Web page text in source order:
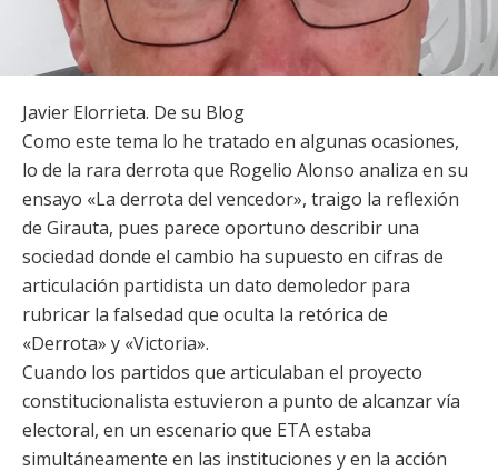
Javier Elorrieta. De su Blog
Como este tema lo he tratado en algunas ocasiones,
lo de la rara derrota que Rogelio Alonso analiza en su
ensayo «La derrota del vencedor», traigo la reflexión
de Girauta, pues parece oportuno describir una
sociedad donde el cambio ha supuesto en cifras de
articulación partidista un dato demoledor para
rubricar la falsedad que oculta la retórica de
«Derrota» y «Victoria».
Cuando los partidos que articulaban el proyecto
constitucionalista estuvieron a punto de alcanzar vía
electoral, en un escenario que ETA estaba
simultáneamente en las instituciones y en la acción